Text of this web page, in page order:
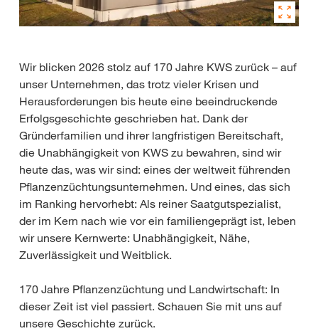
Wir blicken 2026 stolz auf 170 Jahre KWS zurück – auf
unser Unternehmen, das trotz vieler Krisen und
Herausforderungen bis heute eine beeindruckende
Erfolgsgeschichte geschrieben hat. Dank der
Gründerfamilien und ihrer langfristigen Bereitschaft,
die Unabhängigkeit von KWS zu bewahren, sind wir
heute das, was wir sind: eines der weltweit führenden
Pflanzenzüchtungsunternehmen. Und eines, das sich
im Ranking hervorhebt: Als reiner Saatgutspezialist,
der im Kern nach wie vor ein familiengeprägt ist, leben
wir unsere Kernwerte: Unabhängigkeit, Nähe,
Zuverlässigkeit und Weitblick.
170 Jahre Pflanzenzüchtung und Landwirtschaft: In
dieser Zeit ist viel passiert. Schauen Sie mit uns auf
unsere Geschichte zurück.